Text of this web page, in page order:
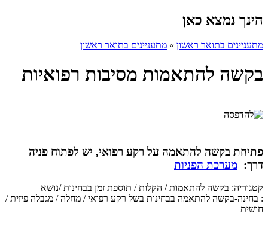
הינך נמצא כאן
מתעניינים בתואר ראשון » מתעניינים בתואר ראשון
בקשה להתאמות מסיבות רפואיות
פתיחת בקשה להתאמה על רקע רפואי, יש לפתוח פניה
דרך: מערכת הפניות
קטגוריה: בקשה להתאמות / הקלות / תוספת זמן בבחינות /נושא
: בחינה-בקשה להתאמה בבחינות בשל רקע רפואי / מחלה / מגבלה פיזית /
חושית